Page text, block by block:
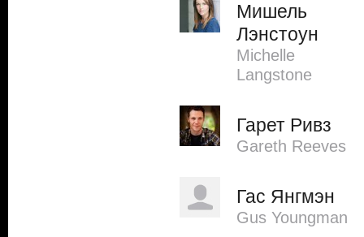
Мишель
Лэнстоун
Michelle
Langstone
Гарет Ривз
Gareth Reeves
Гас Янгмэн
Gus Youngman